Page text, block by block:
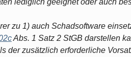
lediglich geeignet oder auch
zu 1) auch Schadsoftware
Abs. 1 Satz 2 StGB darstellen
der zusätzlich erforderliche